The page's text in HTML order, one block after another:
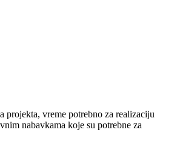
vreme potrebno za realizaciju
nabavkama koje su potrebne za